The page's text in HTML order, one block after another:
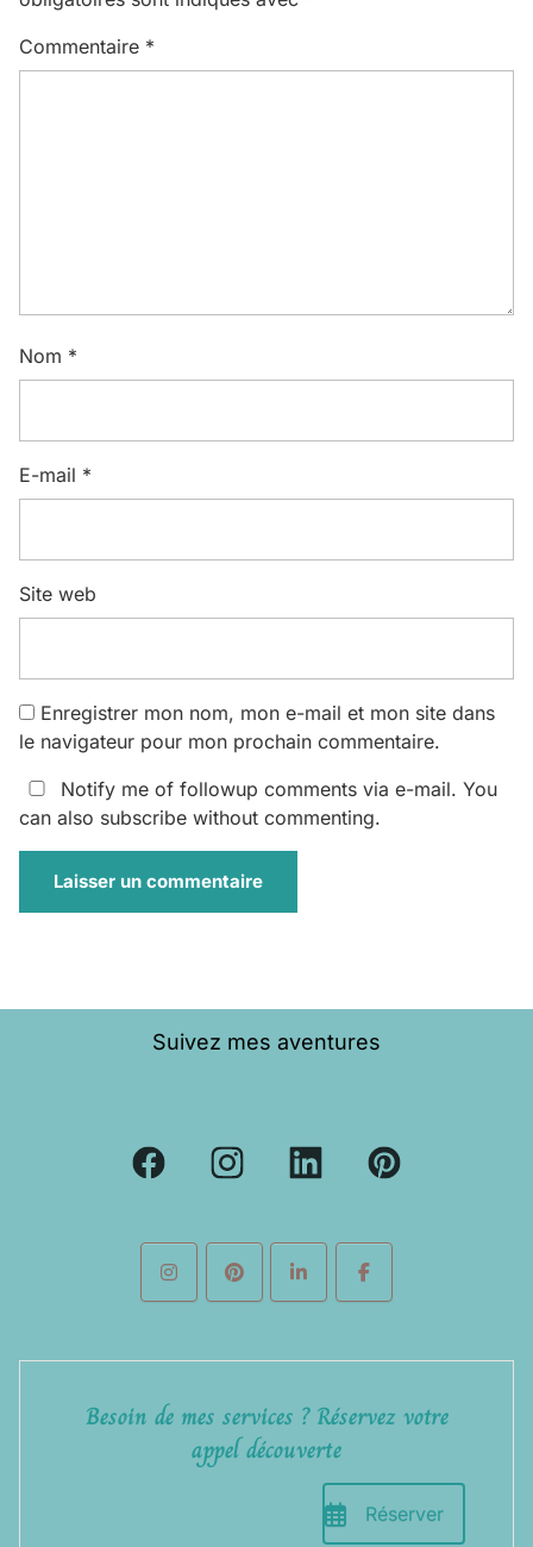
Commentaire *
Nom *
E-mail *
Site web
Enregistrer mon nom, mon e-mail et mon site dans
le navigateur pour mon prochain commentaire.
Notify me of followup comments via e-mail. You
can also subscribe without commenting.
Suivez mes aventures
Besoin de mes services ? Réservez votre
appel découverte
Réserver